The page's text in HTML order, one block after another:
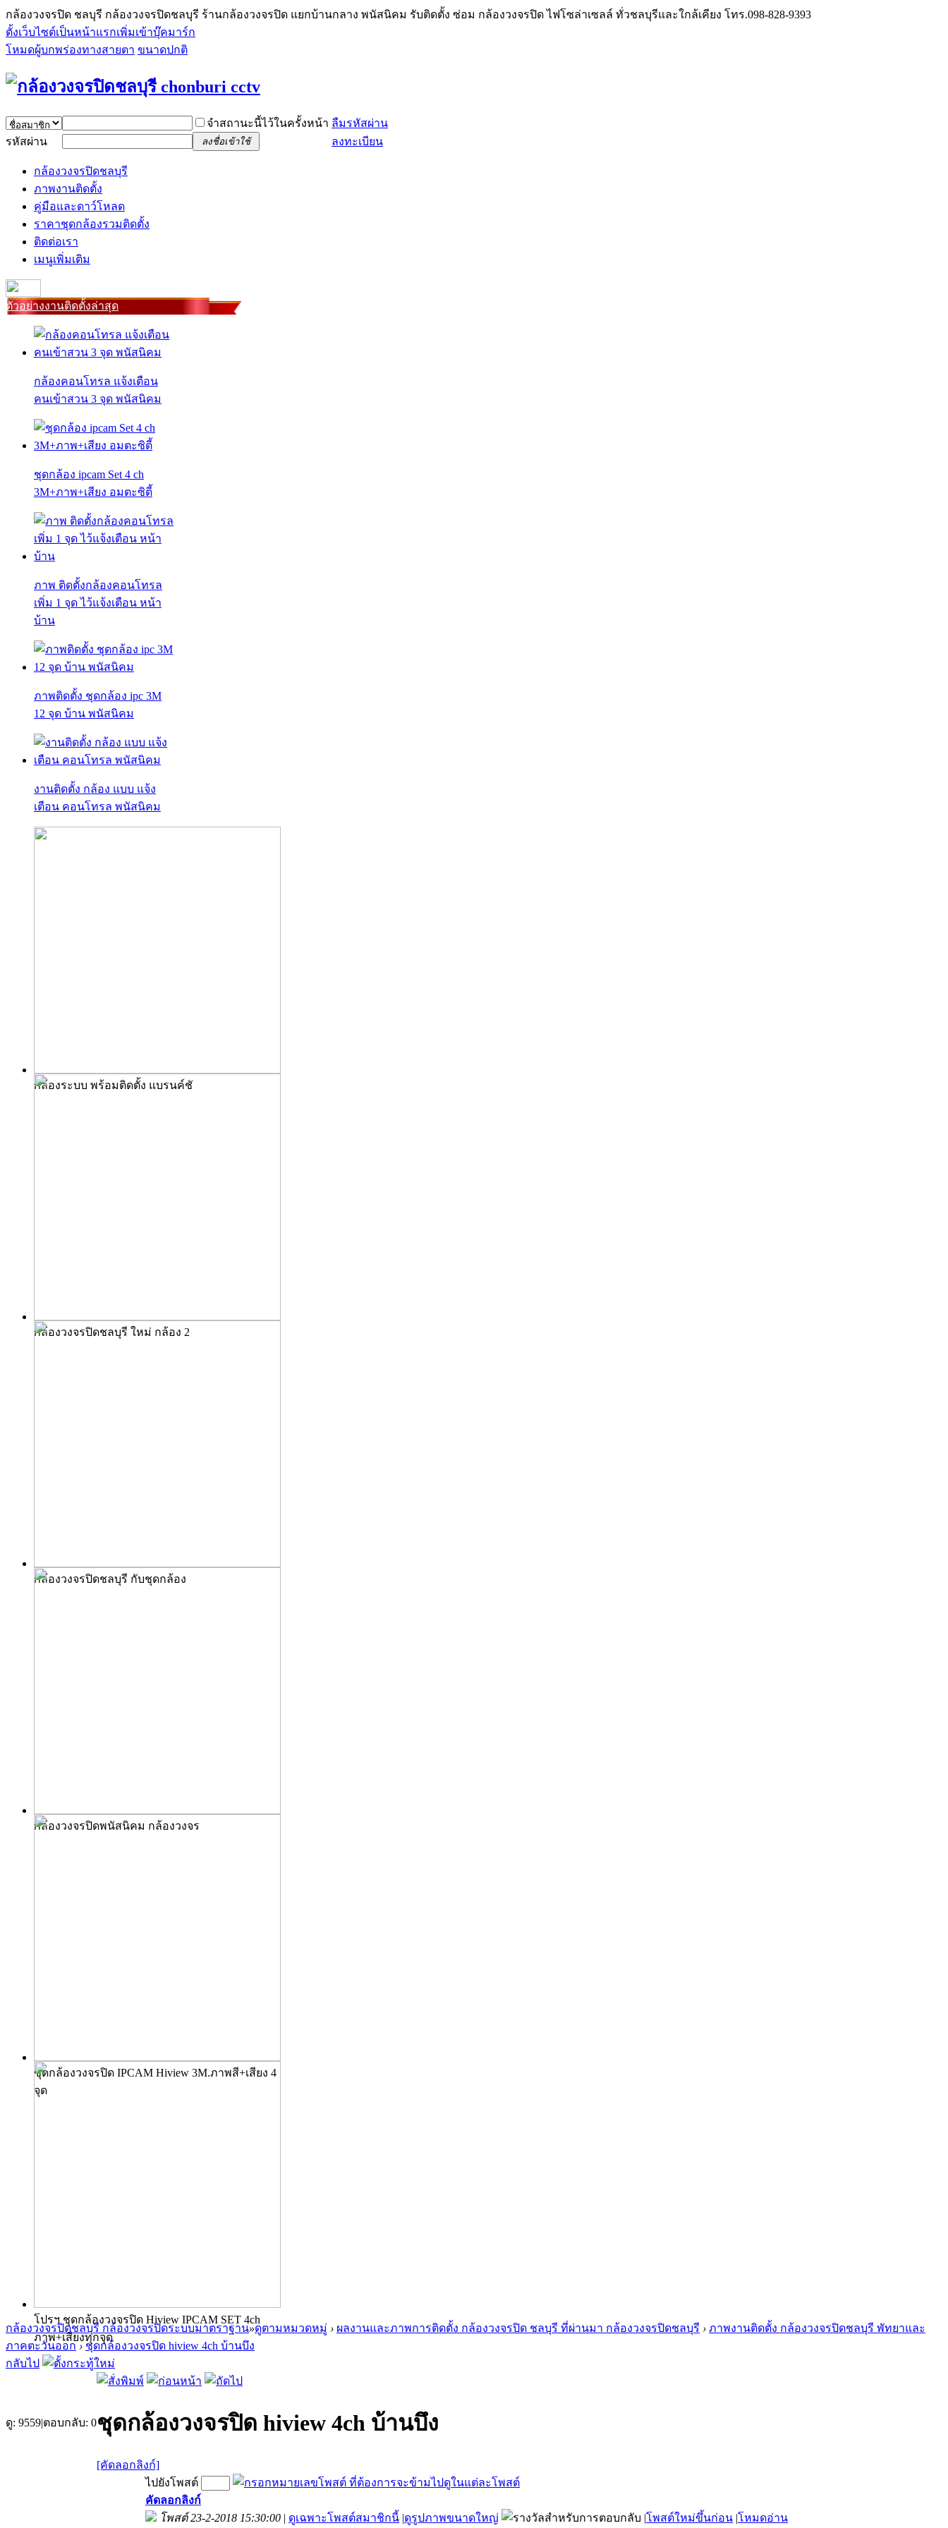
กล้องวงจรปิด ชลบุรี กล้องวงจรปิดชลบุรี ร้านกล้องวงจรปิด แยกบ้านกลาง พนัสนิคม รับติดตั้ง ซ่อม กล้องวงจรปิด ไฟโซล่าเซลล์ ทั่วชลบุรีและใกล้เคียง โทร.098-828-9393
ตั้งเว็บไซต์เป็นหน้าแรกเพิ่มเข้าบุ๊คมาร์ก
โหมดผู้บกพร่องทางสายตา ขนาดปกติ
จำสถานะนี้ไว้ในครั้งหน้า ลืมรหัสผ่าน
รหัสผ่าน
ลงชื่อเข้าใช้ ลงทะเบียน
กล้องวงจรปิดชลบุรี
ภาพงานติดตั้ง
คู่มือและดาว์โหลด
ราคาชุดกล้องรวมติดตั้ง
ติดต่อเรา
เมนูเพิ่มเติม
ตัวอย่างงานติดตั้งล่าสุด
กล้องคอนโทรล แจ้งเตือน
คนเข้าสวน 3 จุด พนัสนิคม
ชุดกล้อง ipcam Set 4 ch
3M+ภาพ+เสียง อมตะซิตี้
ภาพ ติดตั้งกล้องคอนโทรล
เพิ่ม 1 จุด ไว้แจ้งเตือน หน้า
บ้าน
ภาพติดตั้ง ชุดกล้อง ipc 3M
12 จุด บ้าน พนัสนิคม
งานติดตั้ง กล้อง แบบ แจ้ง
เตือน คอนโทรล พนัสนิคม
กล้องระบบ พร้อมติดตั้ง แบรนค์ชั
กล้องวงจรปิดชลบุรี ใหม่ กล้อง 2
กล้องวงจรปิดชลบุรี กับชุดกล้อง
กล้องวงจรปิดพนัสนิคม กล้องวงจร
ชุดกล้องวงจรปิด IPCAM Hiview 3M.ภาพสี+เสียง 4
จุด
โปรฯ ชุดกล้องวงจรปิด Hiview IPCAM SET 4ch
ภาพ+เสียงทุกจุด
กล้องวงจรปิดชลบุรี กล้องวงจรปิดระบบมาตราฐาน»ดูตามหมวดหมู่ › ผลงานและภาพการติดตั้ง กล้องวงจรปิด ชลบุรี ที่ผ่านมา กล้องวงจรปิดชลบุรี › ภาพงานติดตั้ง กล้องวงจรปิดชลบุรี พัทยาและ
ภาคตะวันออก › ชุดกล้องวงจรปิด hiview 4ch บ้านบึง
กลับไป
ดู: 9559|ตอบกลับ: 0ชุดกล้องวงจรปิด hiview 4ch บ้านบึง
[คัดลอกลิงก์]
ไปยังโพสต์
คัดลอกลิงก์
โพสต์ 23-2-2018 15:30:00 | ดูเฉพาะโพสต์สมาชิกนี้ |ดูรูปภาพขนาดใหญ่ |โพสต์ใหม่ขึ้นก่อน |โหมดอ่าน